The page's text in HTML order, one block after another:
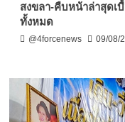
สงขลา-คืบหน้าล่าสุดเ
ทั้งหมด
@4forcenews 09/08/